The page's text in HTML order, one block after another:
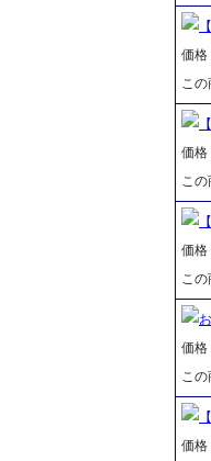
価格
こ
価格
こ
価格
こ
価格
こ
価格